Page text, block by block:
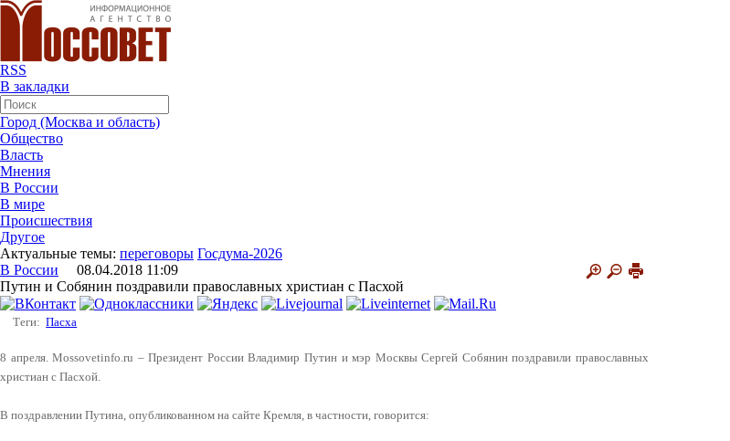
RSS
В закладки
Город (Москва и область)
Общество
Власть
Мнения
В России
В мире
Происшествия
Другое
Актуальные темы: переговоры Госдума-2026
В России 08.04.2018 11:09
Путин и Собянин поздравили православных христиан с Пасхой
Теги: Пасха
8 апреля. Mossovetinfo.ru – Президент России Владимир Путин и мэр Москвы Сергей Собянин поздравили православных
христиан с Пасхой.
В поздравлении Путина, опубликованном на сайте Кремля, в частности, говорится: